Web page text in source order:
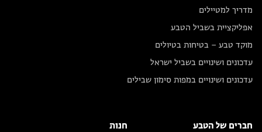
מדריך למטיילים
אפליקציית בשביל הטבע
מוקד טבע – בטיחות בטיולים
עדכונים ושינויים בשביל ישראל
עדכונים ושינויים במפות סימון שבילים
חברים של הטבע חנות